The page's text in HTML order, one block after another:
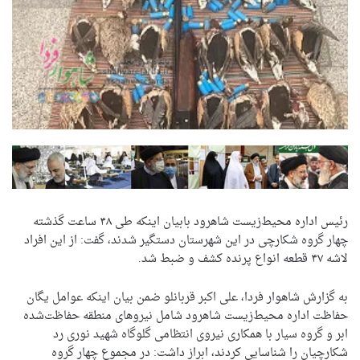
رئیس اداره محیط‌زیست شاهرود بابیان اینکه طی ۴۸ ساعت گذشته
چهار گروه شکارچی در این شهرستان دستگیر شدند، گفت: از این افراد
لاشه ۴۷ قطعه انواع پرنده کشف و ضبط شد.
به گزارش شاهوار فردا، علی اکبر قربانلو ضمن بیان اینکه عوامل یگان
حفاظت اداره محیط‌زیست شاهرود شامل نیروهای منطقه حفاظت‌شده
ابر و گروه سیار با همکاری نیروی انتظامی گلوگاه شهید نوری رد
شکارچیان را شناسایی کردند، ابراز داشت: در مجموع چهار گروه